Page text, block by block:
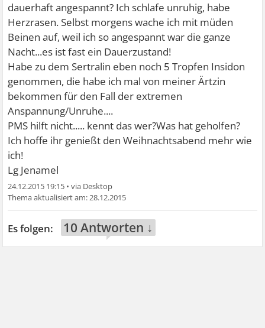
dauerhaft angespannt? Ich schlafe unruhig, habe
Herzrasen. Selbst morgens wache ich mit müden
Beinen auf, weil ich so angespannt war die ganze
Nacht...es ist fast ein Dauerzustand!
Habe zu dem Sertralin eben noch 5 Tropfen Insidon
genommen, die habe ich mal von meiner Ärtzin
bekommen für den Fall der extremen
Anspannung/Unruhe....
PMS hilft nicht..... kennt das wer?Was hat geholfen?
Ich hoffe ihr genießt den Weihnachtsabend mehr wie
ich!
Lg Jenamel
24.12.2015 19:15 •
28.12.2015
10 Antworten ↓